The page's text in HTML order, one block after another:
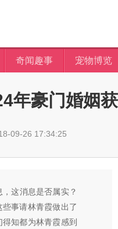
奇闻趣事 宠物博览
年豪门婚姻
09-26 17:34:25
这消息是否属实？
事请林青霞做出了
知都为林青霞感到